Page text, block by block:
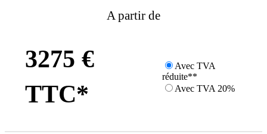
A partir de
3275 €
TTC*
Avec TVA
réduite**
Avec TVA 20%